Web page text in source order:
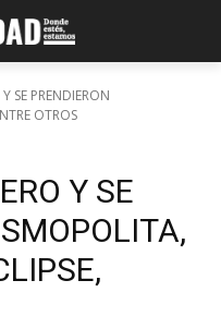
SE PRENDIERON
OTROS
Y SE